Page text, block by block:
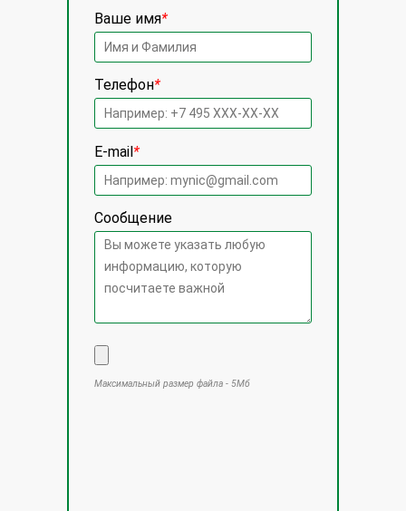
Ваше имя*
Телефон*
E-mail*
Сообщение
Максимальный размер файла - 5Мб